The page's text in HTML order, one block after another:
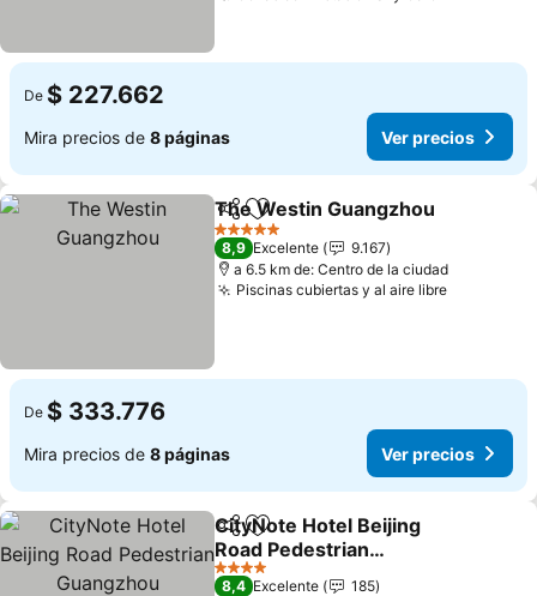
De $ 227.662
Mira precios de 8 páginas Ver precios
Compartir
Agregar a favoritos
The Westin Guangzhou
5 Estrellas
8,9 Excelente
9.167
a 6.5 km de: Centro de la ciudad
Piscinas cubiertas y al aire libreVer
De $ 333.776
Mira precios de 8 páginas Ver precios
CompartirAgregar a favoritos
CityNote Hotel Beijing
Road Pedestrian
Guangzhou
Ver precios
4 Estrellas
8,4 Excelente
185